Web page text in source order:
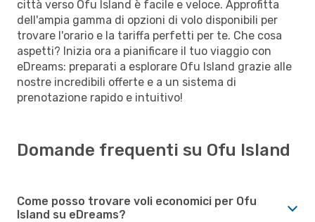
città verso Ofu Island è facile e veloce. Approfitta
dell'ampia gamma di opzioni di volo disponibili per
trovare l'orario e la tariffa perfetti per te. Che cosa
aspetti? Inizia ora a pianificare il tuo viaggio con
eDreams: preparati a esplorare Ofu Island grazie alle
nostre incredibili offerte e a un sistema di
prenotazione rapido e intuitivo!
Domande frequenti su Ofu Island
Come posso trovare voli economici per Ofu
Island su eDreams?